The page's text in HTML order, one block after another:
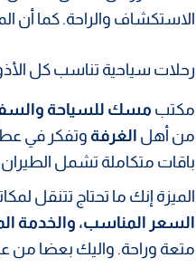
الاستكشاف والراحة. كما أن
رحلات سياحية تناسب كل
مكتب مسك للسياحة
من أهل الغرفة وتفكر في
باقات متكاملة تشمل الطيران،
الميزة إنك ما تحتاج تتنقل
السعر المناسب، والخدمة
متعة وراحة. واليك بعضا من